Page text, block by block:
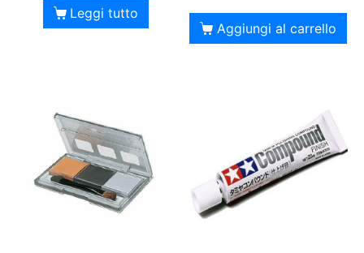
Leggi tutto
Aggiungi al carrello